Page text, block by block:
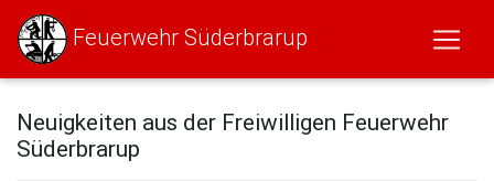
Feuerwehr Süderbrarup
Neuigkeiten aus der Freiwilligen Feuerwehr
Süderbrarup